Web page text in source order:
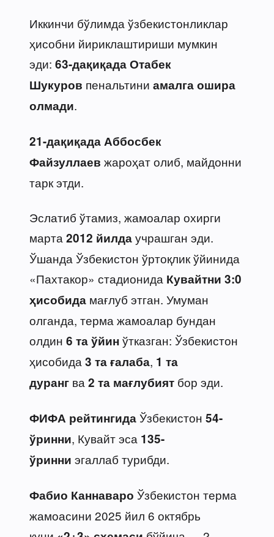
Иккинчи бўлимда ўзбекистонликлар
ҳисобни йириклаштириши мумкин
эди: 63-дақиқада Отабек
Шукуров пенальтини амалга ошира
олмади.
21-дақиқада Аббосбек
Файзуллаев жароҳат олиб, майдонни
тарк этди.
Эслатиб ўтамиз, жамоалар охирги
марта 2012 йилдаучрашган эди.
Ўшанда Ўзбекистон ўртоқлик ўйинида
«Пахтакор» стадионида Кувайтни 3:0
ҳисобида мағлуб этган. Умуман
олганда, терма жамоалар бундан
олдин 6 та ўйинўтказган: Ўзбекистон
ҳисобида 3 та ғалаба, 1 та
дуранг ва 2 та мағлубият бор эди.
ФИФА рейтингидаЎзбекистон 54-
ўринни, Кувайт эса 135-
ўринни эгаллаб турибди.
Фабио Каннаваро Ўзбекистон терма
жамоасини 2025 йил 6 октябрь